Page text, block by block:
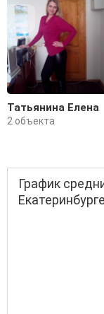
Татьянина Елена
2 объекта
График
Екатеринбурге